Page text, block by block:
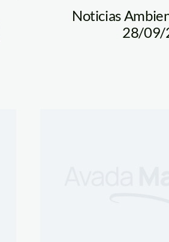
Noticias
28/09/